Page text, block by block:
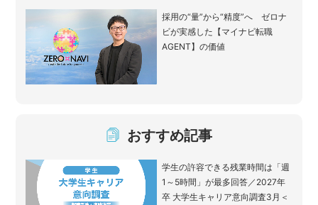
採用の“量”から“精度”へ ゼロナ
ビが実感した【マイナビ転職
AGENT】の価値
おすすめ記事
学生の許容できる残業時間は「週
1～5時間」が最多回答／2027年
卒 大学生キャリア意向調査3月＜